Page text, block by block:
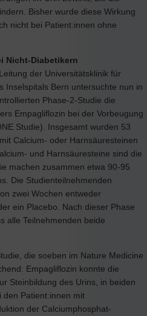
Bisher wurde diese Wirkung
nicht bei Patient:innen ohne
Nicht-Diabetikern
der Universitätsklinik für
Inselspitals Bern untersuchte nun in
Phase-2-Studie die
Empagliflozin bei der Vorbeugung
Studie). Insgesamt wurden 53
Calcium- oder Harnsäuresteinen
und Harnsäuresteine sind die
machen zusammen etwa 90-95
Die Studienteilnehmenden
zwei Wochen entweder
ein Placebo. Nach dieser Phase
alle Teilnehmenden beide
die soeben im Nature Medicine
Empagliflozin konnte die
Steinbildung des Urins, in beiden
den Patient:innen mit
der Calciumphosphat-